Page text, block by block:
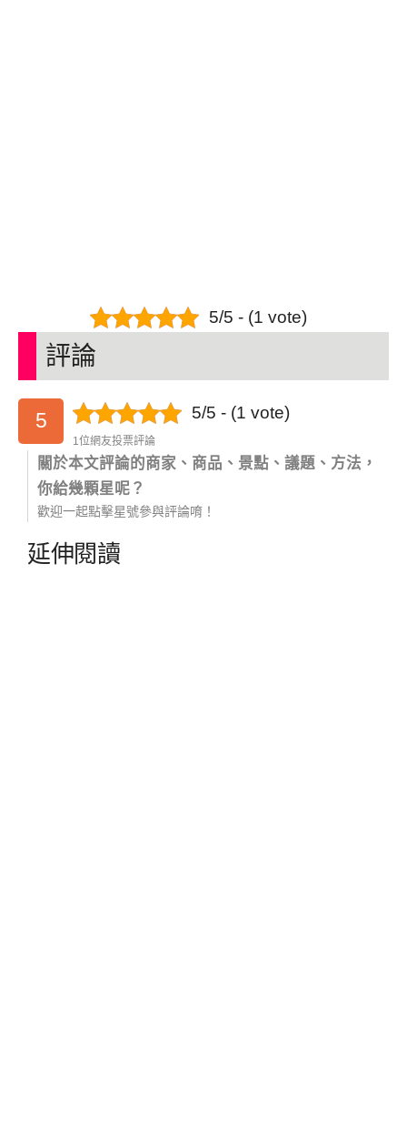
5/5 - (1 vote)
評論
5 5/5 - (1 vote)
1位網友投票評論
關於本文評論的商家、商品、景點、議題、方法，
你給幾顆星呢？
歡迎一起點擊星號參與評論唷！
延伸閱讀